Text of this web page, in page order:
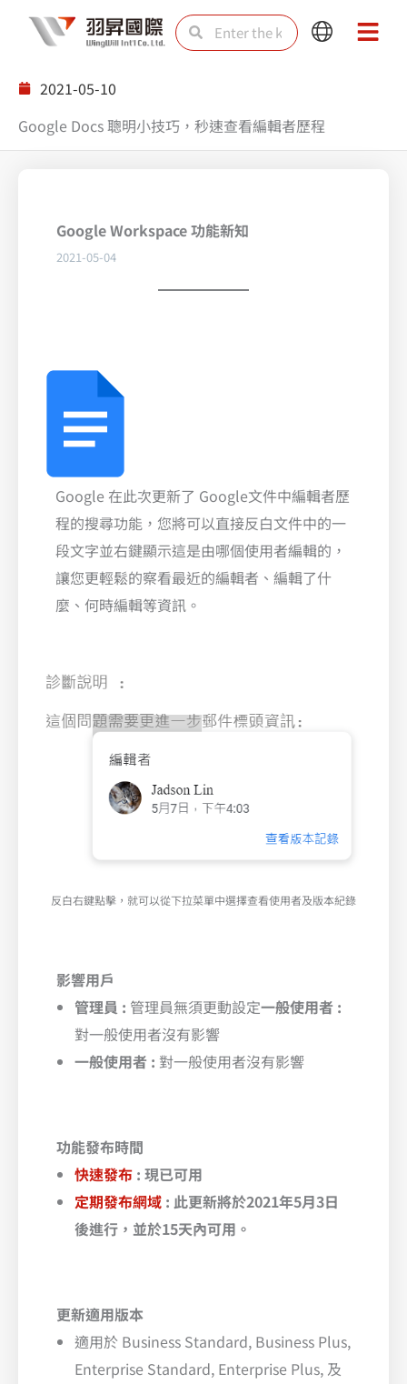
SearchSearch
Main
Main
2021-05-10
Google Docs 聰明小技巧，秒速查看編輯者歷程
Google Workspace 功能新知
2021-05-04
Google 在此次更新了 Google文件中編輯者歷
程的搜尋功能，您將可以直接反白文件中的一
段文字並右鍵顯示這是由哪個使用者編輯的，
讓您更輕鬆的察看最近的編輯者、編輯了什
麼、何時編輯等資訊。
反白右鍵點擊，就可以從下拉菜單中選擇查看使用者及版本紀錄
影響用戶
管理員 : 管理員無須更動設定一般使用者 :
對一般使用者沒有影響
一般使用者 : 對一般使用者沒有影響
功能發布時間
快速發布 : 現已可用
定期發布網域 : 此更新將於2021年5月3日
後進行，並於15天內可用。
更新適用版本
適用於 Business Standard, Business Plus,
Enterprise Standard, Enterprise Plus, 及